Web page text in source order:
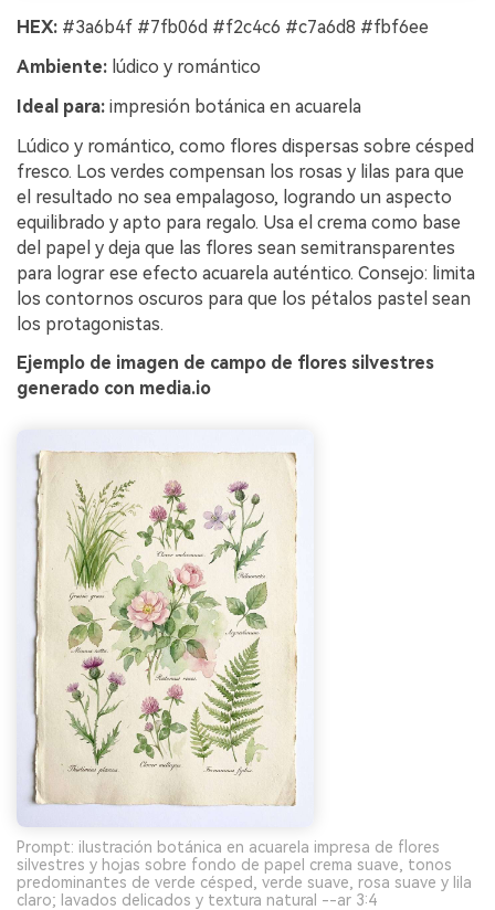
HEX: #3a6b4f #7fb06d #f2c4c6 #c7a6d8 #fbf6ee
Ambiente: lúdico y romántico
Ideal para: impresión botánica en acuarela
Lúdico y romántico, como flores dispersas sobre césped
fresco. Los verdes compensan los rosas y lilas para que
el resultado no sea empalagoso, logrando un aspecto
equilibrado y apto para regalo. Usa el crema como base
del papel y deja que las flores sean semitransparentes
para lograr ese efecto acuarela auténtico. Consejo: limita
los contornos oscuros para que los pétalos pastel sean
los protagonistas.
Ejemplo de imagen de campo de flores silvestres
generado con media.io
Prompt: ilustración botánica en acuarela impresa de flores
silvestres y hojas sobre fondo de papel crema suave, tonos
predominantes de verde césped, verde suave, rosa suave y lila
claro; lavados delicados y textura natural --ar 3:4